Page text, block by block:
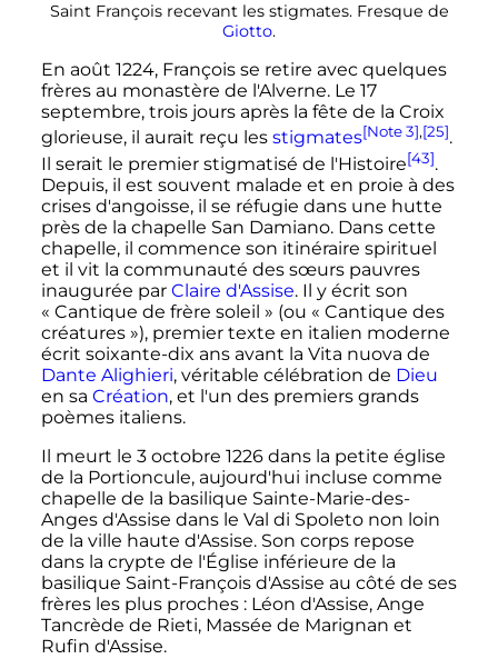
Saint François recevant les stigmates. Fresque de
Giotto.
En août 1224, François se retire avec quelques
frères au monastère de l'Alverne. Le 17
septembre, trois jours après la fête de la Croix
glorieuse, il aurait reçu les stigmates[Note 3],[25].
Il serait le premier stigmatisé de l'Histoire[43].
Depuis, il est souvent malade et en proie à des
crises d'angoisse, il se réfugie dans une hutte
près de la chapelle San Damiano. Dans cette
chapelle, il commence son itinéraire spirituel
et il vit la communauté des sœurs pauvres
inaugurée par Claire d'Assise. Il y écrit son
« Cantique de frère soleil » (ou « Cantique des
créatures »), premier texte en italien moderne
écrit soixante-dix ans avant la Vita nuova de
Dante Alighieri, véritable célébration de Dieu
en sa Création, et l'un des premiers grands
poèmes italiens.
Il meurt le 3 octobre 1226dans la petite église
de la Portioncule, aujourd'hui incluse comme
chapelle de la basilique Sainte-Marie-des-
Anges d'Assise dans le Val di Spoleto non loin
de la ville haute d'Assise. Son corps repose
dans la crypte de l'Église inférieure de la
basilique Saint-François d'Assise au côté de ses
frères les plus proches : Léon d'Assise, Ange
Tancrède de Rieti, Massée de Marignan et
Rufin d'Assise.